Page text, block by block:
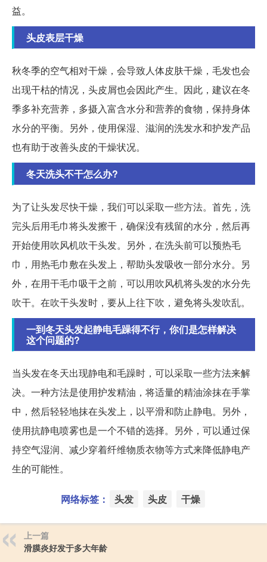
益。
头皮表层干燥
秋冬季的空气相对干燥，会导致人体皮肤干燥，毛发也会
出现干枯的情况，头皮屑也会因此产生。因此，建议在冬
季多补充营养，多摄入富含水分和营养的食物，保持身体
水分的平衡。另外，使用保湿、滋润的洗发水和护发产品
也有助于改善头皮的干燥状况。
冬天洗头不干怎么办?
为了让头发尽快干燥，我们可以采取一些方法。首先，洗
完头后用毛巾将头发擦干，确保没有残留的水分，然后再
开始使用吹风机吹干头发。另外，在洗头前可以预热毛
巾，用热毛巾敷在头发上，帮助头发吸收一部分水分。另
外，在用干毛巾吸干之前，可以用吹风机将头发的水分先
吹干。在吹干头发时，要从上往下吹，避免将头发吹乱。
一到冬天头发起静电毛躁得不行，你们是怎样解决
这个问题的?
当头发在冬天出现静电和毛躁时，可以采取一些方法来解
决。一种方法是使用护发精油，将适量的精油涂抹在手掌
中，然后轻轻地抹在头发上，以平滑和防止静电。另外，
使用抗静电喷雾也是一个不错的选择。另外，可以通过保
持空气湿润、减少穿着纤维物质衣物等方式来降低静电产
生的可能性。
网络标签： 头发 头皮 干燥
上一篇
滑膜炎好发于多大年龄